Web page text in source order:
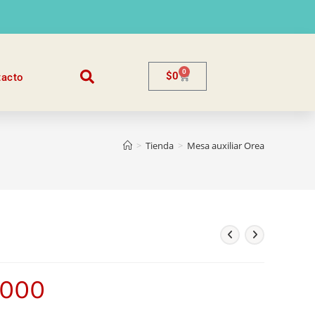
$0 0
> Tienda > Mesa auxiliar Orea